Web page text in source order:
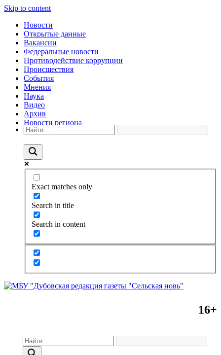
Skip to content
Новости
Открытые данные
Вакансии
Федеральные новости
Противодействие коррупции
Происшествия
События
Мнения
Наука
Видео
Архив
Новости региона
Exact matches only
Search in title
Search in content
16+